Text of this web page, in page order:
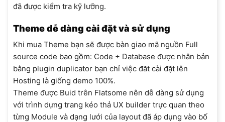
đã được kiểm tra kỹ lưỡng.
Theme dễ dàng cài đặt và sử dụng
Khi mua Theme bạn sẽ được bàn giao mã nguồn Full
source code bao gồm: Code + Database được nhân bản
bằng plugin duplicator bạn chỉ việc đăt cài đặt lên
Hosting là giống demo 100%.
Theme được Buid trên Flatsome nên dễ dàng sử dụng
với trình dựng trang kéo thả UX builder trực quan theo
từng Module và dạng lưới của layout đã áp dụng vào bố